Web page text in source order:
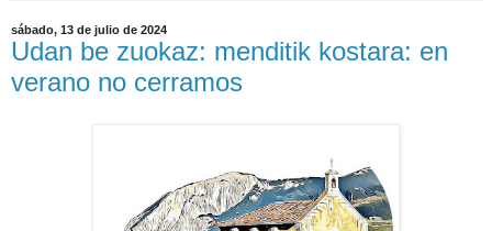
sábado, 13 de julio de 2024
Udan be zuokaz: menditik kostara: en
verano no cerramos